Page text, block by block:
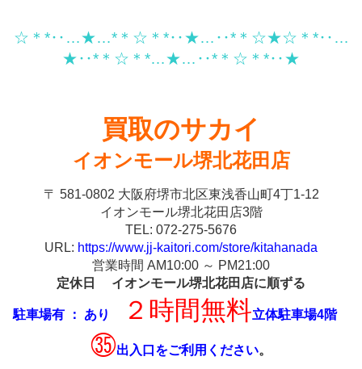
☆＊*‥…★…*＊☆＊*‥★…‥*＊☆★☆＊*‥…
★‥*＊☆＊*…★…‥*＊☆＊*‥★
買取のサカイ
イオンモール堺北花田店
〒 581-0802 大阪府堺市北区東浅香山町4丁1-12
イオンモール堺北花田店3階
TEL: 072-275-5676
URL: https://www.jj-kaitori.com/store/kitahanada
営業時間 AM10:00 ～ PM21:00
定休日 イオンモール堺北花田店に順ずる
駐車場有 ： あり ２時間無料立体駐車場4階
㉟出入口をご利用ください。